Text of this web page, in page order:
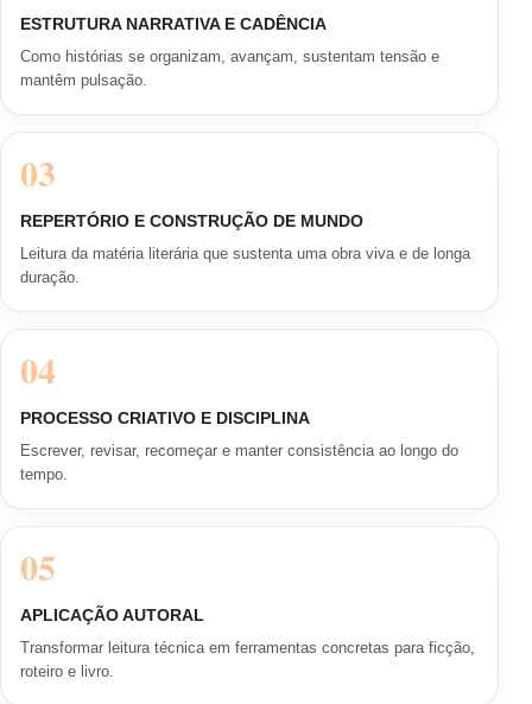
ESTRUTURA NARRATIVA E CADÊNCIA
Como histórias se organizam, avançam, sustentam tensão e
mantêm pulsação.
03
REPERTÓRIO E CONSTRUÇÃO DE MUNDO
Leitura da matéria literária que sustenta uma obra viva e de longa
duração.
04
PROCESSO CRIATIVO E DISCIPLINA
Escrever, revisar, recomeçar e manter consistência ao longo do
tempo.
05
APLICAÇÃO AUTORAL
Transformar leitura técnica em ferramentas concretas para ficção,
roteiro e livro.